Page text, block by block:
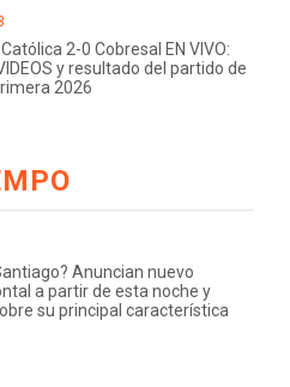
2-0 Cobresal EN VIVO:
y resultado del partido de
2026
Anuncian nuevo
a partir de esta noche y
su principal característica